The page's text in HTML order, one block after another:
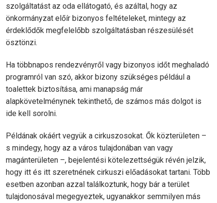
szolgáltatást az oda ellátogató, és azáltal, hogy az
önkormányzat előír bizonyos feltételeket, mintegy az
érdeklődők megfelelőbb szolgáltatásban részesülését
ösztönzi.
Ha többnapos rendezvényről vagy bizonyos időt meghaladó
programról van szó, akkor bizony szükséges például a
toalettek biztosítása, ami manapság már
alapkövetelménynek tekinthető, de számos más dolgot is
ide kell sorolni.
Példának okáért vegyük a cirkuszosokat. Ők közterületen –
s mindegy, hogy az a város tulajdonában van vagy
magánterületen –, bejelentési kötelezettségük révén jelzik,
hogy itt és itt szeretnének cirkuszi előadásokat tartani. Több
esetben azonban azzal találkoztunk, hogy bár a terület
tulajdonosával megegyeztek, ugyanakkor semmilyen más